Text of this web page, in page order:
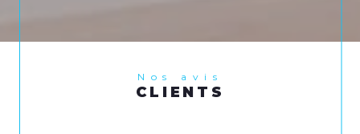
Nos avis
CLIENTS